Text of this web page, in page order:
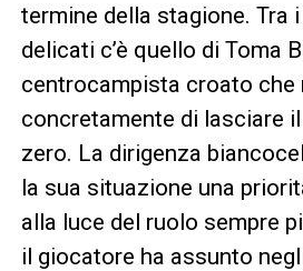
termine della stagione. Tra
delicati c’è quello di Toma
centrocampista croato che
concretamente di lasciare
zero. La dirigenza
la sua situazione una
alla luce del ruolo sempre
il giocatore ha assunto